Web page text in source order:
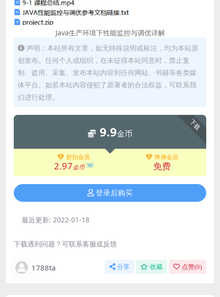
Java生产环境下性能监控与调优详解
声明：本站所有文章，如无特殊说明或标注，均为本站原
创发布。任何个人或组织，在未征得本站同意时，禁止复
制、盗用、采集、发布本站内容到任何网站、书籍等各类媒
体平台。如若本站内容侵犯了原著者的合法权益，可联系我
们进行处理。
下载
9.9金币
折扣会员
2.97金币 3折
终身会员
免费
登录后购买
最近更新: 2022-01-18
下载遇到问题？可联系客服或反馈
1788ta 分享 收藏 点赞(0)